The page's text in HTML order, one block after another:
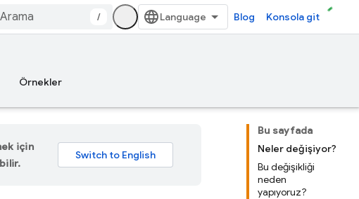
/ Blog Konsola git
Örnekler
Bu sayfada
Neler değişiyor?
Bu değişikliği
neden
yapıyoruz?
için